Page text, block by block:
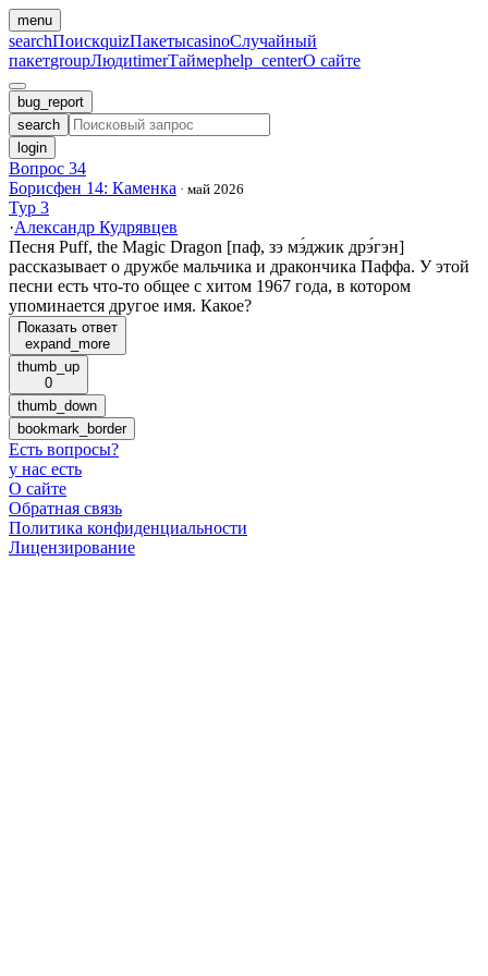
menu
searchПоискquizПакетыcasinoСлучайный
пакетgroupЛюдиtimerТаймерhelp_centerО сайте
bug_report
search
login
Вопрос 34
Борисфен 14: Каменка · май 2026
Тур 3
·Александр Кудрявцев
Песня Puff, the Magic Dragon [паф, зэ мэ́джик дрэ́гэн]
рассказывает о дружбе мальчика и дракончика Паффа. У этой
песни есть что-то общее с хитом 1967 года, в котором
упоминается другое имя. Какое?
Показать ответ
expand_more
thumb_up
0
thumb_down
bookmark_border
Есть вопросы?
у нас есть
О сайте
Обратная связь
Политика конфиденциальности
Лицензирование